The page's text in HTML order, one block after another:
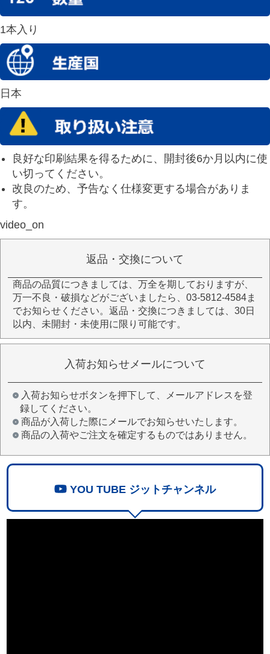
1本入り
日本
良好な印刷結果を得るために、開封後6か月以内に使
い切ってください。
改良のため、予告なく仕様変更する場合がありま
す。
video_on
返品・交換について
商品の品質につきましては、万全を期しておりますが、
万一不良・破損などがございましたら、03-5812-4584ま
でお知らせください。返品・交換につきましては、30日
以内、未開封・未使用に限り可能です。
入荷お知らせメールについて
入荷お知らせボタンを押下して、メールアドレスを登
録してください。
商品が入荷した際にメールでお知らせいたします。
商品の入荷やご注文を確定するものではありません。
YOU TUBE ジットチャンネル